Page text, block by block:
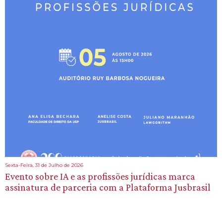
Sexta-Feira, 31 de Julho de 2026
Evento sobre IA e as profissões jurídicas marca
assinatura de parceria com a Plataforma Jusbrasil